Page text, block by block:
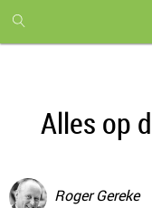
month
free
Alles op
Roger Gereke